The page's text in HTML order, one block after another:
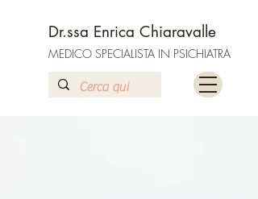
Dr.ssa Enrica Chiaravalle
MEDICO SPECIALISTA IN PSICHIATRA